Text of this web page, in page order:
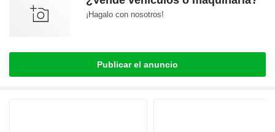
¡Hagalo con nosotros!
Publicar el anuncio